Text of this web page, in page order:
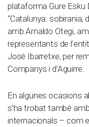
plataforma Gure Esku
“Catalunya: sobirania,
amb Arnaldo Otegi,
representants de
José Ibarretxe, per
Companys i d’Aguirre.
En algunes ocasions
s’ha trobat també
internacionals – com